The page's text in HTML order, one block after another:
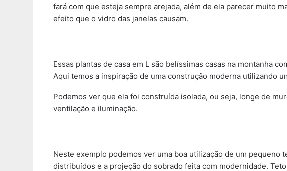
fará com que esteja sempre arejada, além de ela parecer muito
efeito que o vidro das janelas causam.
Essas plantas de casa em L são belíssimas casas na montanha
Aqui temos a inspiração de uma construção moderna utilizando
Podemos ver que ela foi construída isolada, ou seja, longe de
ventilação e iluminação.
Neste exemplo podemos ver uma boa utilização de um pequeno
distribuídos e a projeção do sobrado feita com modernidade.